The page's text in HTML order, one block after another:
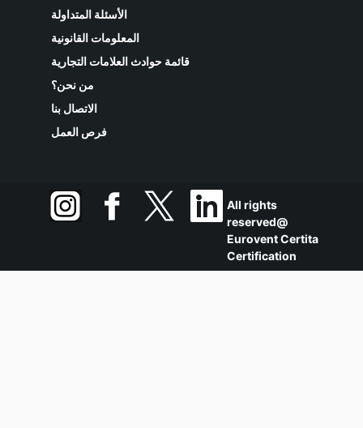
الأسئلة المتداولة
المعلومات القانونية
قائمة حوادث العلامات التجارية
من نحن؟
الاتصال بنا
فرص العمل
All rights
reserved@
Eurovent Certita
Certification